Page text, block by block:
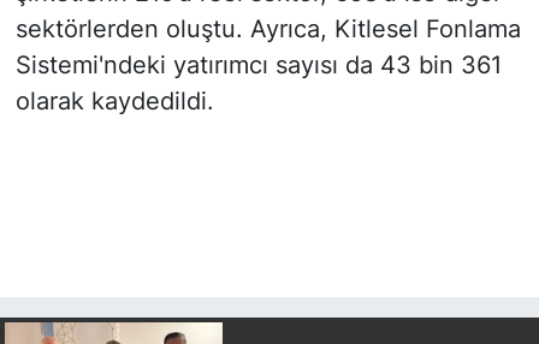
sektörlerden oluştu. Ayrıca, Kitlesel Fonlama
Sistemi'ndeki yatırımcı sayısı da 43 bin 361
olarak kaydedildi.